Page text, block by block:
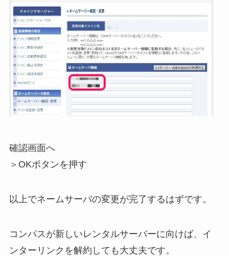
確認画面へ
＞OKボタンを押す
以上でネームサーバの変更が完了するはずです。
コンパスが新しいレンタルサーバーに向けば、イ
ンターリンクを解約しても大丈夫です。